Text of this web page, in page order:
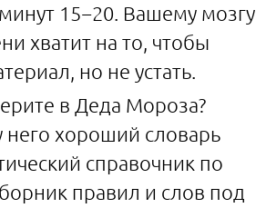
15−20. Вашему мозгу
хватит на то, чтобы
но не устать.
в Деда Мороза?
него хороший словарь
справочник по
правил и слов под